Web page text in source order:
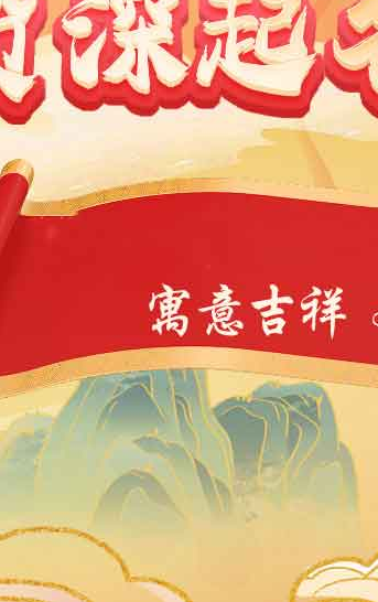
1966 1965 1964 1963
1962
1944 1943 1942 1941 1940
1939
1921 1920 1919 1918
1917
7 6 5 4 1
33 32 31 30
29
2 1 0